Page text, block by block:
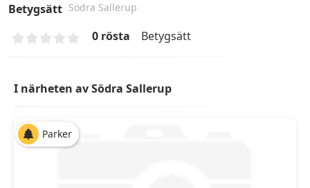
Betygsätt Södra Sallerup
Betygsätt
0 rösta
I närheten av Södra Sallerup
Parker